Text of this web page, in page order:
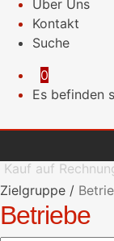
Über Uns
Kontakt
Suche
0
Es befinden
Kauf auf
Zielgruppe /
Betriebe